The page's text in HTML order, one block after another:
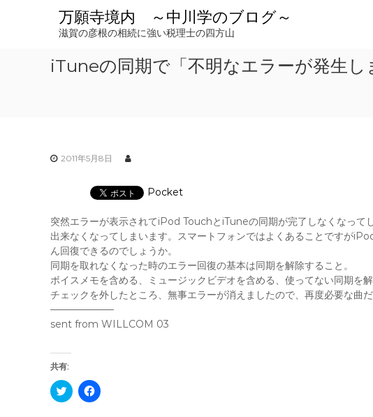
万願寺境内 ～中川学のブログ～
滋賀の彦根の相続に強い税理士の四方山
iTuneの同期で「不明なエラーが発生し
2011年5月8日
Pocket
突然エラーが表示されてiPod TouchとiTuneの同期が完了しなくなって
出来なくなってしまいます。スマートフォンではよくあることですが
ん回復できるのでしょうか。
同期を取れなくなった時のエラー回復の基本は同期を解除すること。
ボイスメモを含める、ミュージックビデオを含める、使ってない同期を
チェックを外したところ、無事エラーが消えましたので、再度必要な曲
——————–
sent from WILLCOM 03
共有:
ク
リ
F
a